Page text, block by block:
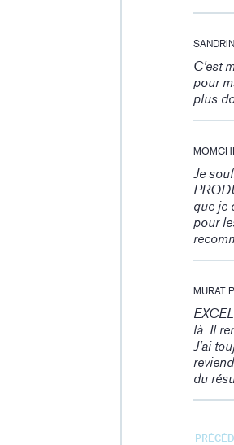
C'est
pour
plus
Je
que je
pour
MURAT P.
là. Il
J'ai
du